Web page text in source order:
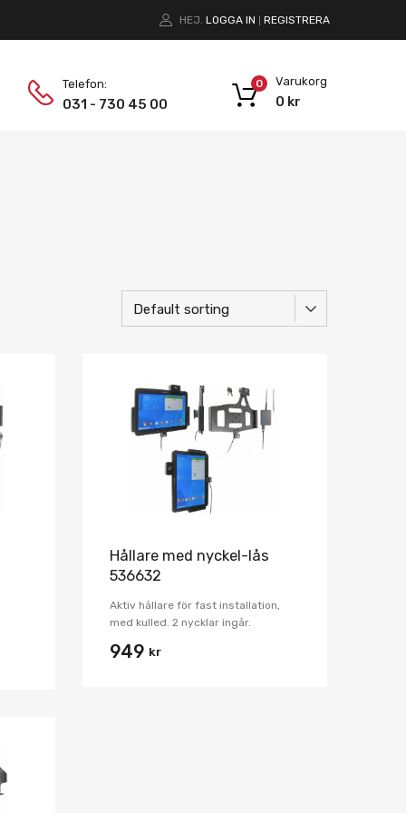
HEJ. LOGGA IN REGISTRERA
Telefon:
031 - 730 45 00
Varukorg
0 kr
0
Lägg i önskelista
Hållare med nyckel-lås
536632
Aktiv hållare för fast installation,
med kulled. 2 nycklar ingår.
949 kr